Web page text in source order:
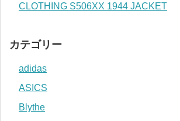
CLOTHING S506XX 1944 JACKET
カテゴリー
adidas
ASICS
Blythe